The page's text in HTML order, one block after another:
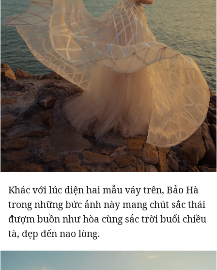
Khác với lúc diện hai mẫu váy trên, Bảo Hà
trong những bức ảnh này mang chút sắc thái
đượm buồn như hòa cùng sắc trời buổi chiều
tà, đẹp đến nao lòng.